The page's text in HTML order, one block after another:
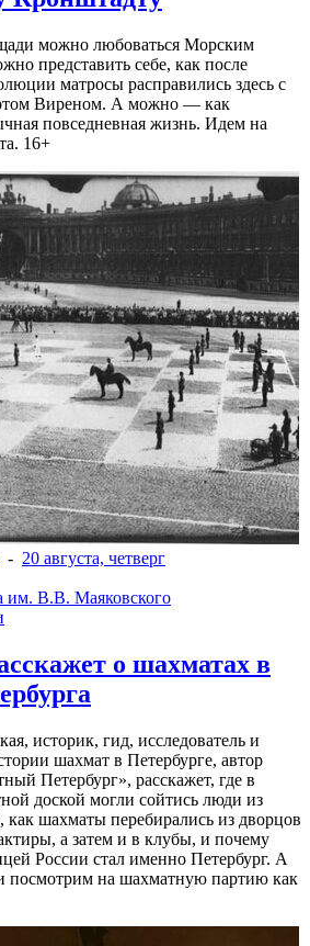
можно любоваться Морским
представить себе, как после
матросы расправились здесь с
Виреном. А можно — как
повседневная жизнь. Идем на
16+
- 20 августа, четверг
им. В.В. Маяковского
о шахматах в
историк, гид, исследователь и
шахмат в Петербурге, автор
Петербург», расскажет, где в
доской могли сойтись люди из
как шахматы перебирались из дворцов
а затем и в клубы, и почему
России стал именно Петербург. А
посмотрим на шахматную партию как